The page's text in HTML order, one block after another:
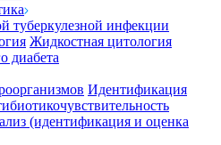
туберкулезной инфекции
Жидкостная цитология
диабета
Идентификация
(идентификация и оценка